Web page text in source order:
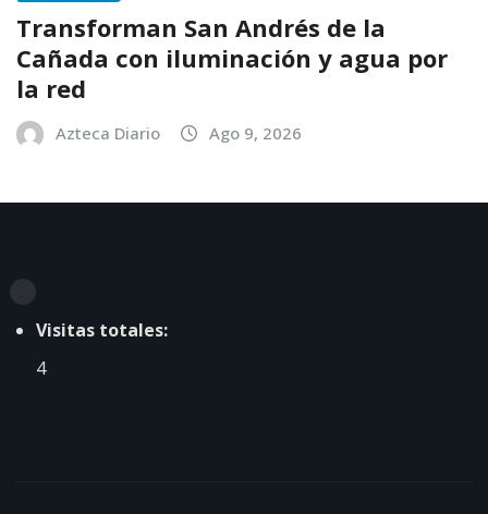
Transforman San Andrés de la
Cañada con iluminación y agua por
la red
Azteca Diario Ago 9, 2026
Visitas totales:
4